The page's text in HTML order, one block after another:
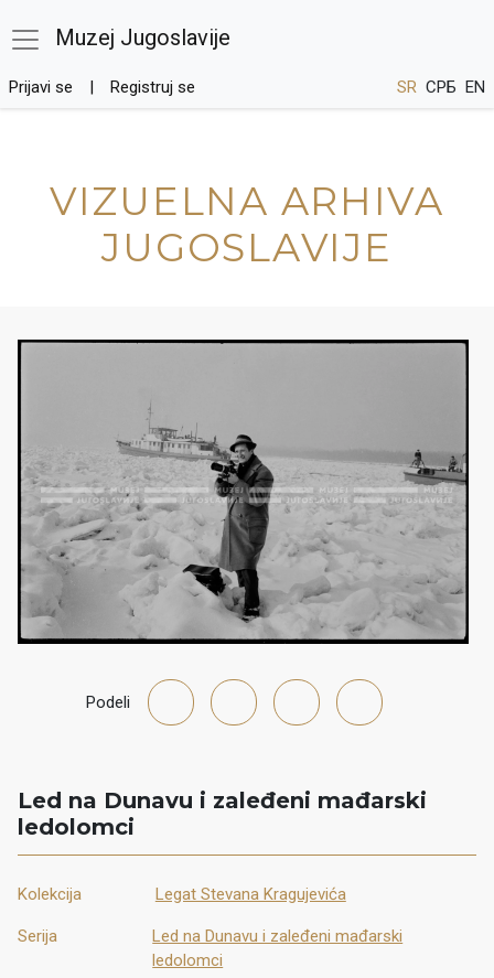
Muzej Jugoslavije
Prijavi se Registruj se SR СРБ EN
VIZUELNA ARHIVA
JUGOSLAVIJE
Podeli
Led na Dunavu i zaleđeni mađarski
ledolomci
Kolekcija Legat Stevana Kragujevića
Serija
Led na Dunavu i zaleđeni mađarski
ledolomci